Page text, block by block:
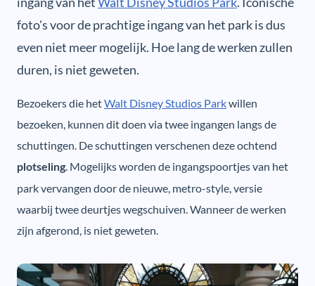
foto's voor de prachtige ingang van het park is dus
even niet meer mogelijk. Hoe lang de werken zullen
duren, is niet geweten.
Bezoekers die hetWalt Disney Studios Parkwillen
bezoeken, kunnen dit doen via twee ingangen langs de
schuttingen. De schuttingen verschenen deze ochtend
plotseling. Mogelijks worden de ingangspoortjes van het
park vervangen door de nieuwe, metro-style, versie
waarbij twee deurtjes wegschuiven. Wanneer de werken
zijn afgerond, is niet geweten.